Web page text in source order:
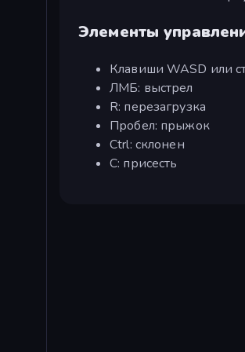
Элементы
Клавиши WASD или
ЛМБ: выстрел
R: перезагрузка
Пробел: прыжок
Ctrl: склонен
C: присесть